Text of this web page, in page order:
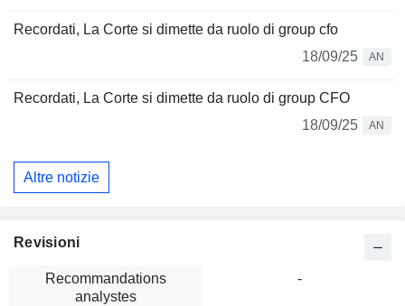
Recordati, La Corte si dimette da ruolo di group cfo
18/09/25
AN
Recordati, La Corte si dimette da ruolo di group CFO
18/09/25
AN
Altre notizie
Revisioni
Recommandations
analystes
-